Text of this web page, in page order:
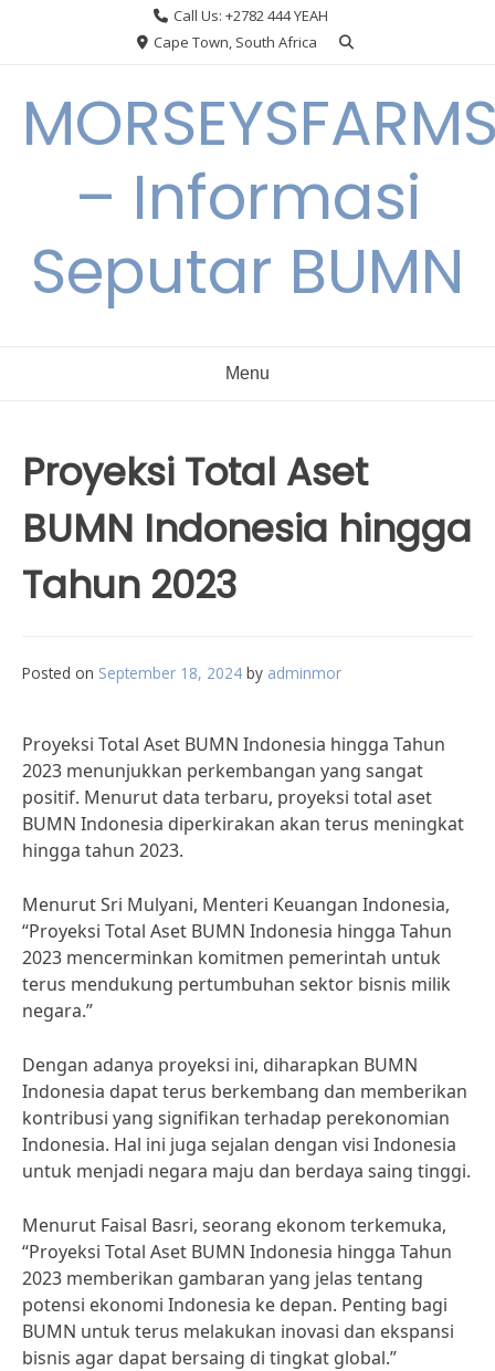
Call Us: +2782 444 YEAH
Cape Town, South Africa
– Informasi
Seputar BUMN
Menu
Proyeksi Total Aset
BUMN Indonesia hingga
Tahun 2023
Posted on September 18, 2024 by adminmor
Proyeksi Total Aset BUMN Indonesia hingga Tahun
2023 menunjukkan perkembangan yang sangat
positif. Menurut data terbaru, proyeksi total aset
BUMN Indonesia diperkirakan akan terus meningkat
hingga tahun 2023.
Menurut Sri Mulyani, Menteri Keuangan Indonesia,
“Proyeksi Total Aset BUMN Indonesia hingga Tahun
2023 mencerminkan komitmen pemerintah untuk
terus mendukung pertumbuhan sektor bisnis milik
negara.”
Dengan adanya proyeksi ini, diharapkan BUMN
Indonesia dapat terus berkembang dan memberikan
kontribusi yang signifikan terhadap perekonomian
Indonesia. Hal ini juga sejalan dengan visi Indonesia
untuk menjadi negara maju dan berdaya saing tinggi.
Menurut Faisal Basri, seorang ekonom terkemuka,
“Proyeksi Total Aset BUMN Indonesia hingga Tahun
2023 memberikan gambaran yang jelas tentang
potensi ekonomi Indonesia ke depan. Penting bagi
BUMN untuk terus melakukan inovasi dan ekspansi
bisnis agar dapat bersaing di tingkat global.”